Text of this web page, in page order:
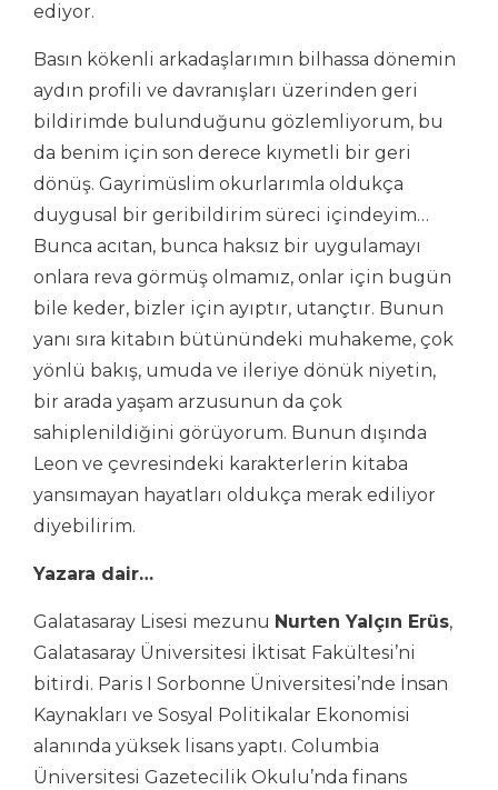
ediyor.
Basın kökenli arkadaşlarımın bilhassa dönemin
aydın profili ve davranışları üzerinden geri
bildirimde bulunduğunu gözlemliyorum, bu
da benim için son derece kıymetli bir geri
dönüş. Gayrimüslim okurlarımla oldukça
duygusal bir geribildirim süreci içindeyim…
Bunca acıtan, bunca haksız bir uygulamayı
onlara reva görmüş olmamız, onlar için bugün
bile keder, bizler için ayıptır, utançtır. Bunun
yanı sıra kitabın bütünündeki muhakeme, çok
yönlü bakış, umuda ve ileriye dönük niyetin,
bir arada yaşam arzusunun da çok
sahiplenildiğini görüyorum. Bunun dışında
Leon ve çevresindeki karakterlerin kitaba
yansımayan hayatları oldukça merak ediliyor
diyebilirim.
Yazara dair…
Galatasaray Lisesi mezunu Nurten Yalçın Erüs,
Galatasaray Üniversitesi İktisat Fakültesi’ni
bitirdi. Paris I Sorbonne Üniversitesi’nde İnsan
Kaynakları ve Sosyal Politikalar Ekonomisi
alanında yüksek lisans yaptı. Columbia
Üniversitesi Gazetecilik Okulu’nda finans